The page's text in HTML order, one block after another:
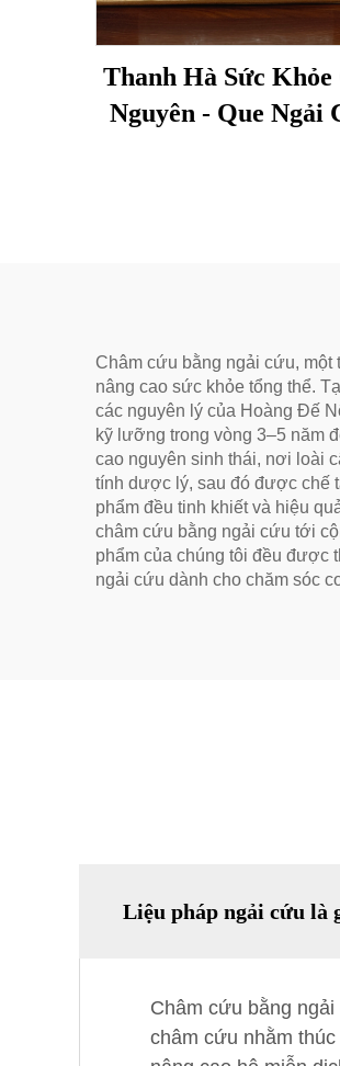
Thanh Hà Sức Khỏe
Nguyên - Que Ngải
Châm cứu bằng ngải cứu, một
nâng cao sức khỏe tổng thể.
các nguyên lý của Hoàng Đế
kỹ lưỡng trong vòng 3–5 năm
cao nguyên sinh thái, nơi loài
tính dược lý, sau đó được chế
phẩm đều tinh khiết và hiệu
châm cứu bằng ngải cứu tới
phẩm của chúng tôi đều được
ngải cứu dành cho chăm sóc
Liệu pháp ngải cứu là
Châm cứu bằng
châm cứu nhằm